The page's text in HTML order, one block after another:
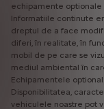
echipamente optionale
Informatiile continute
dreptul de a face
diferi, în realitate, în
mobil de pe care se
mediul ambiental în
Echipamentele
Disponibilitatea,
vehiculele noastre pot